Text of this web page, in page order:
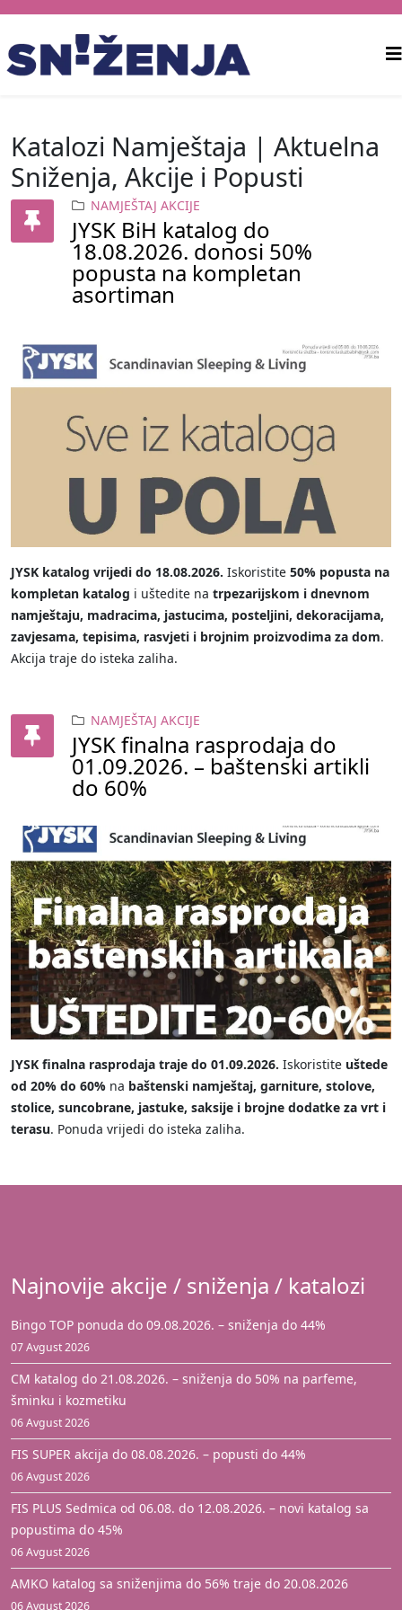
Katalozi Namještaja | Aktuelna
Sniženja, Akcije i Popusti
NAMJEŠTAJ AKCIJE
JYSK BiH katalog do
18.08.2026. donosi 50%
popusta na kompletan
asortiman
JYSK katalog vrijedi do 18.08.2026. Iskoristite 50% popusta na
kompletan katalog i uštedite na trpezarijskom i dnevnom
namještaju, madracima, jastucima, posteljini, dekoracijama,
zavjesama, tepisima, rasvjeti i brojnim proizvodima za dom.
Akcija traje do isteka zaliha.
NAMJEŠTAJ AKCIJE
JYSK finalna rasprodaja do
01.09.2026. – baštenski artikli
do 60%
JYSK finalna rasprodaja traje do 01.09.2026. Iskoristite uštede
od 20% do 60% na baštenski namještaj, garniture, stolove,
stolice, suncobrane, jastuke, saksije i brojne dodatke za vrt i
terasu. Ponuda vrijedi do isteka zaliha.
Najnovije akcije / sniženja / katalozi
Bingo TOP ponuda do 09.08.2026. – sniženja do 44%
07 Avgust 2026
CM katalog do 21.08.2026. – sniženja do 50% na parfeme,
šminku i kozmetiku
06 Avgust 2026
FIS SUPER akcija do 08.08.2026. – popusti do 44%
06 Avgust 2026
FIS PLUS Sedmica od 06.08. do 12.08.2026. – novi katalog sa
popustima do 45%
06 Avgust 2026
AMKO katalog sa sniženjima do 56% traje do 20.08.2026
06 Avgust 2026